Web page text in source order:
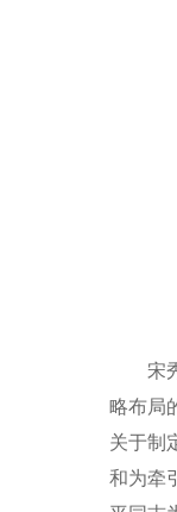
宋
略布局
关于制
和为牵